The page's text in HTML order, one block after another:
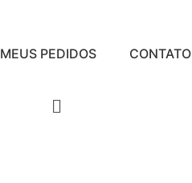
MEUS PEDIDOS CONTATO